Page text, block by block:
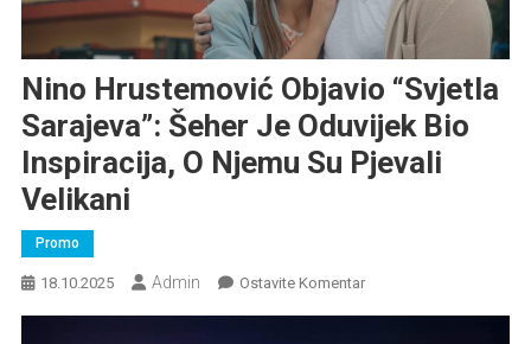
Nino Hrustemović Objavio “Svjetla
Sarajeva”: Šeher Je Oduvijek Bio
Inspiracija, O Njemu Su Pjevali
Velikani
Promo
18.10.2025 Admin Ostavite KomentarNa